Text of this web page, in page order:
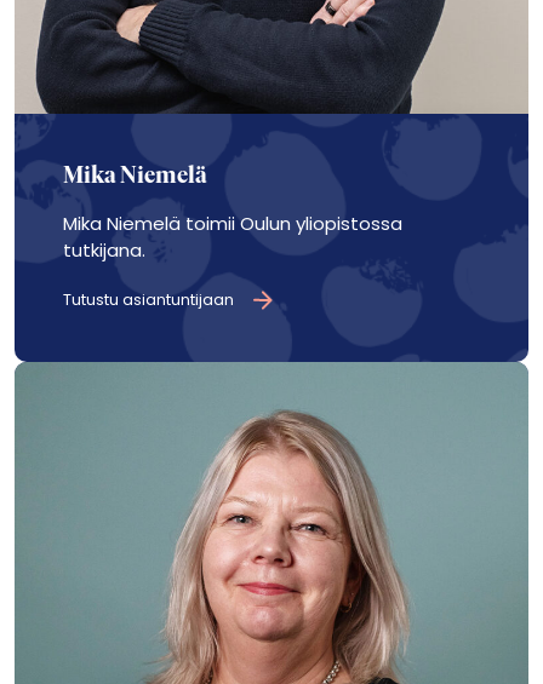
Mika Niemelä
Mika Niemelä toimii Oulun yliopistossa
tutkijana.
Tutustu asiantuntijaan